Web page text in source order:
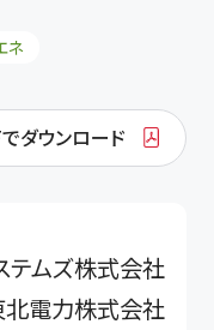
ネ
ダウンロード
テムズ株式会社
北電力株式会社